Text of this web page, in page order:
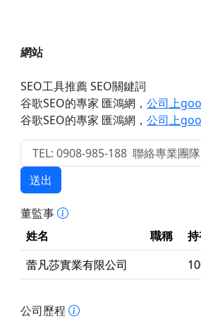
網站
SEO工具推薦 SEO關鍵詞
谷歌SEO的專家 匯鴻網 ， 公司上
谷歌SEO的專家 匯鴻網 ， 公司上
送出
董監事
姓名
職稱
蕾凡莎實業有限公司
公司歷程